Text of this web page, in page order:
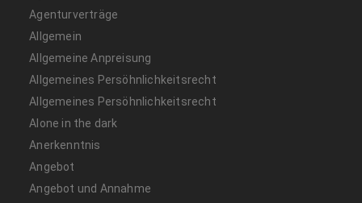
Agenturverträge
Allgemein
Allgemeine Anpreisung
Allgemeines Persöhnlichkeitsrecht
Allgemeines Persöhnlichkeitsrecht
Alone in the dark
Anerkenntnis
Angebot
Angebot und Annahme